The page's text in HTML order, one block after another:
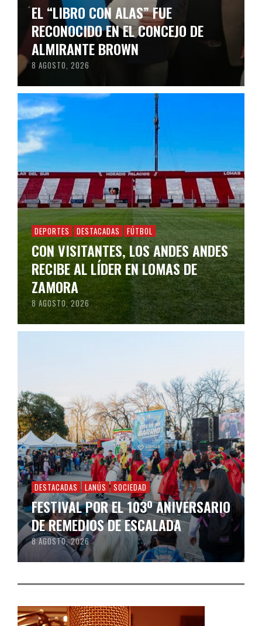
EL “LIBRO CON ALAS” FUE
RECONOCIDO EN EL CONCEJO DE
ALMIRANTE BROWN
8 AGOSTO, 2026
DEPORTES DESTACADAS FÚTBOL
CON VISITANTES, LOS ANDES ANDES
RECIBE AL LÍDER EN LOMAS DE
ZAMORA
8 AGOSTO, 2026
DESTACADAS LANÚS SOCIEDAD
FESTIVAL POR EL 103º ANIVERSARIO
DE REMEDIOS DE ESCALADA
8 AGOSTO, 2026